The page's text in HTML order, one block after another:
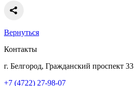
Вернуться
Контакты
г. Белгород, Гражданский проспект 33
+7 (4722) 27-98-07